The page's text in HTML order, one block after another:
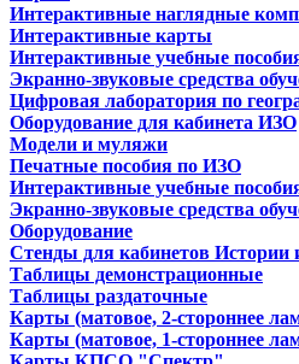
Интерактивные наглядные
Интерактивные карты
Интерактивные учебные
Экранно-звуковые средства
Цифровая лаборатория по
Оборудование для кабинета ИЗО
Модели и муляжи
Печатные пособия по ИЗО
Интерактивные учебные
Экранно-звуковые средства
Оборудование
Стенды для кабинетов Истории
Таблицы демонстрационные
Таблицы раздаточные
Карты (матовое, 2-стороннее
Карты (матовое, 1-стороннее